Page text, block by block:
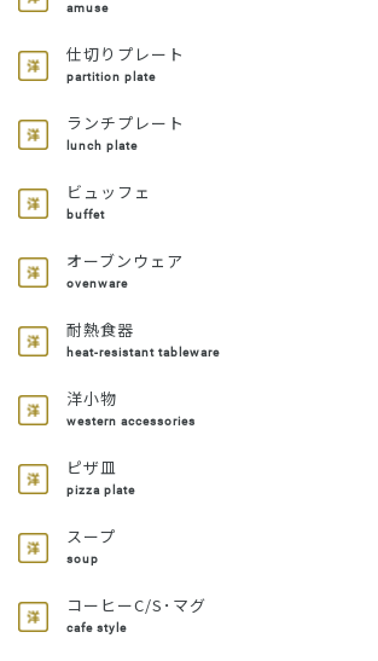
amuse
仕切りプレート
partition plate
ランチプレート
lunch plate
ビュッフェ
buffet
オーブンウェア
ovenware
耐熱食器
heat-resistant tableware
洋小物
western accessories
ピザ皿
pizza plate
スープ
soup
コーヒーC/S･マグ
cafe style